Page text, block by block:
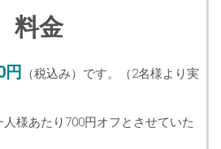
料金
円
（税込み）です。（2名様より実
様あたり700円オフとさせていた